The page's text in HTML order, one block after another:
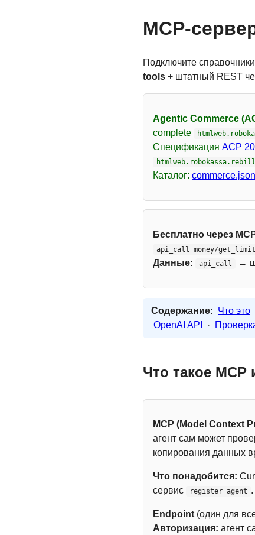
MCP-
Подключите
tools + штатный REST
Agentic Commerce
complete
Спецификация ACP
htmlweb.robokassa.rebill
Каталог: commerce.json
Бесплатно через
api_call money/get_limit
Данные:
api_call →
Содержание: Что это
OpenAI API
·
Что такое MCP
MCP (Model Context
агент сам может
копирования данных
Что понадобится:
сервис
register_agent .
Endpoint (один для
Авторизация: агент